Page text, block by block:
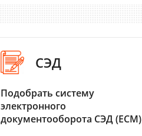
СЭД
Подобрать систему
электронного
документооборота СЭД (ECM)